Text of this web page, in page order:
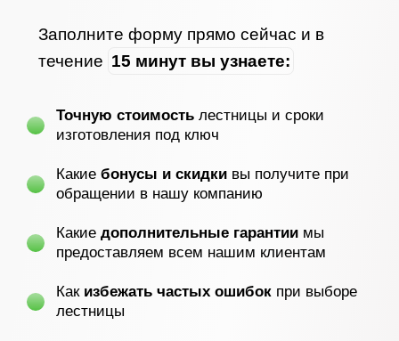
Заполните форму прямо сейчас и в
течение 15 минут вы узнаете:
Точную стоимость лестницы и сроки
изготовления под ключ
Какие бонусы и скидки вы получите при
обращении в нашу компанию
Какие дополнительные гарантии мы
предоставляем всем нашим клиентам
Какизбежать частых ошибок при выборе
лестницы